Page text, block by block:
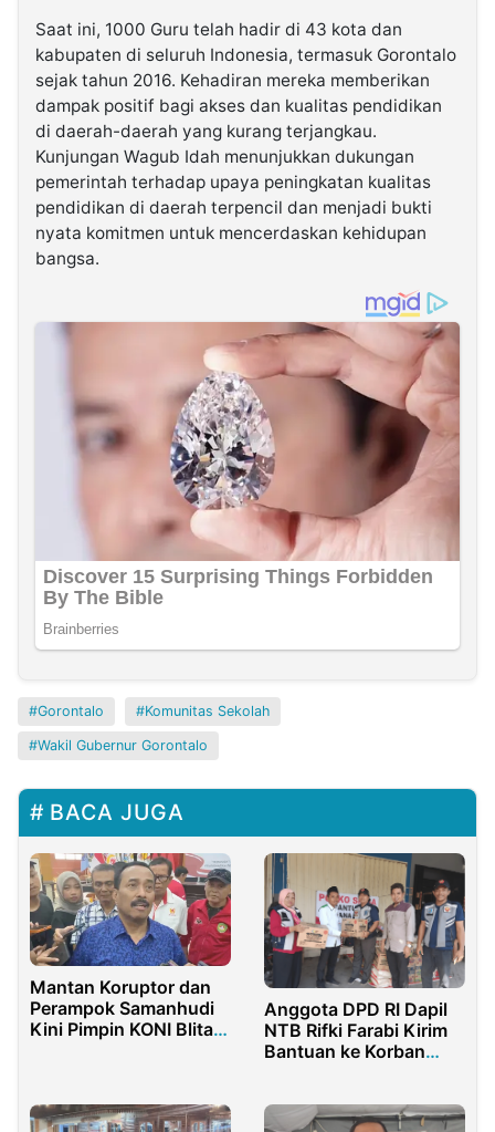
Saat ini, 1000 Guru telah hadir di 43 kota dan
kabupaten di seluruh Indonesia, termasuk Gorontalo
sejak tahun 2016. Kehadiran mereka memberikan
dampak positif bagi akses dan kualitas pendidikan
di daerah-daerah yang kurang terjangkau.
Kunjungan Wagub Idah menunjukkan dukungan
pemerintah terhadap upaya peningkatan kualitas
pendidikan di daerah terpencil dan menjadi bukti
nyata komitmen untuk mencerdaskan kehidupan
bangsa.
Gorontalo Komunitas Sekolah
Wakil Gubernur Gorontalo
BACA JUGA
Mantan Koruptor dan
Perampok Samanhudi
Kini Pimpin KONI Blitar
Anggota DPD RI Dapil
NTB Rifki Farabi Kirim
Bantuan ke Korban